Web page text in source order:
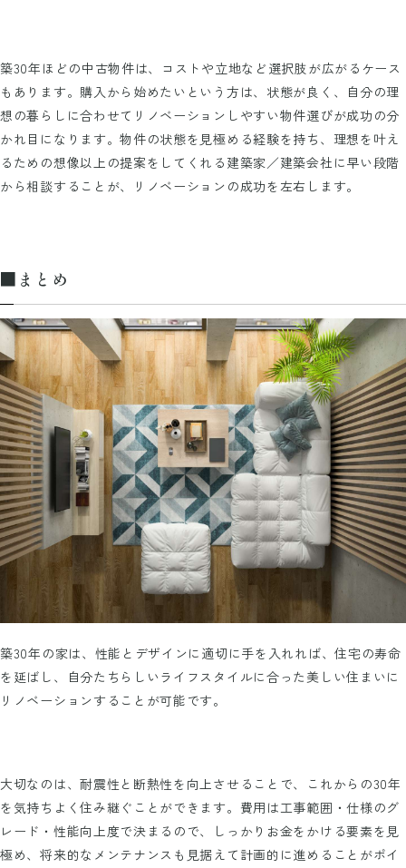
築30年ほどの中古物件は、コストや立地など選択肢が広がるケース
もあります。購入から始めたいという方は、状態が良く、自分の理
想の暮らしに合わせてリノベーションしやすい物件選びが成功の分
かれ目になります。物件の状態を見極める経験を持ち、理想を叶え
るための想像以上の提案をしてくれる建築家／建築会社に早い段階
から相談することが、リノベーションの成功を左右します。
■まとめ
築30年の家は、性能とデザインに適切に手を入れれば、住宅の寿命
を延ばし、自分たちらしいライフスタイルに合った美しい住まいに
リノベーションすることが可能です。
大切なのは、耐震性と断熱性を向上させることで、これからの30年
を気持ちよく住み継ぐことができます。費用は工事範囲・仕様のグ
レード・性能向上度で決まるので、しっかりお金をかける要素を見
極め、将来的なメンテナンスも見据えて計画的に進めることがポイ